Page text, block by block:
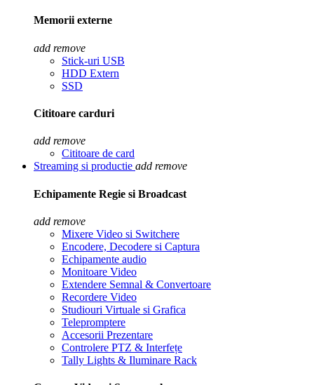
Memorii externe
add remove
Stick-uri USB
HDD Extern
SSD
Cititoare carduri
add remove
Cititoare de card
Streaming si productie add remove
Echipamente Regie si Broadcast
add remove
Mixere Video si Switchere
Encodere, Decodere si Captura
Echipamente audio
Monitoare Video
Extendere Semnal & Convertoare
Recordere Video
Studiouri Virtuale si Grafica
Telepromptere
Accesorii Prezentare
Controlere PTZ & Interfețe
Tally Lights & Iluminare Rack